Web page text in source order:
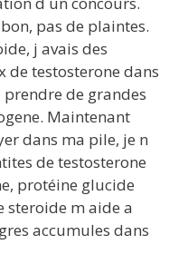
pas de plaintes.
j avais des
de testosterone dans
de grandes
Maintenant
dans ma pile, je n
de testosterone
protéine glucide
steroide m aide a
accumules dans